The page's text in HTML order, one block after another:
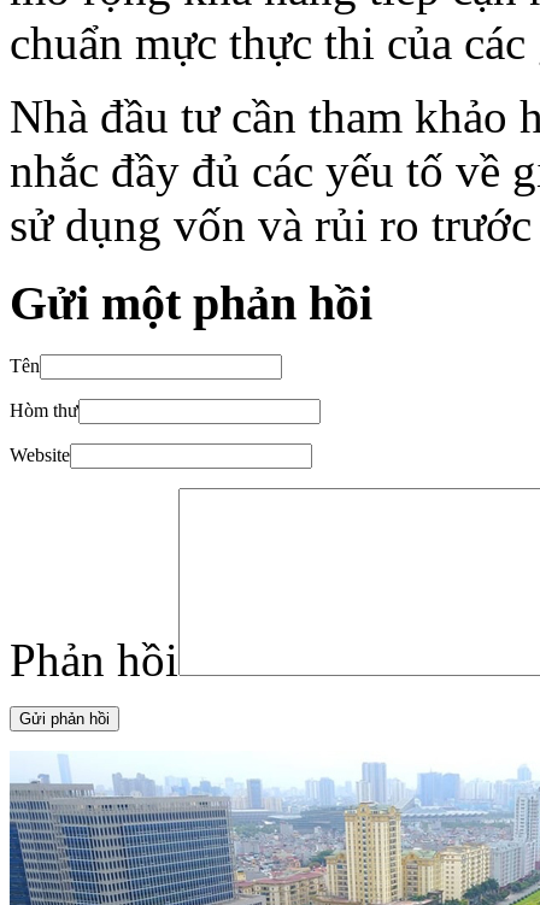
chuẩn mực thực thi của
Nhà đầu tư cần tham khảo
nhắc đầy đủ các yếu tố về
sử dụng vốn và rủi ro
Gửi một phản hồi
Tên
Hòm thư
Website
Phản hồi